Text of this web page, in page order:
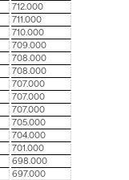
712.000
711.000
710.000
709.000
708.000
708.000
707.000
707.000
707.000
705.000
704.000
701.000
698.000
697.000